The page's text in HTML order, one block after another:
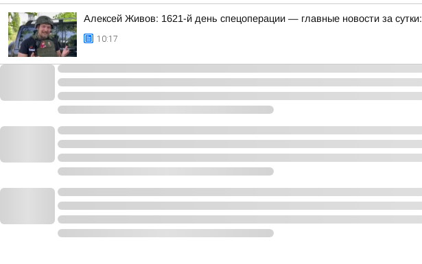
Алексей Живов: 1621-й день спецоперации — главные новости за сутки:
10:17